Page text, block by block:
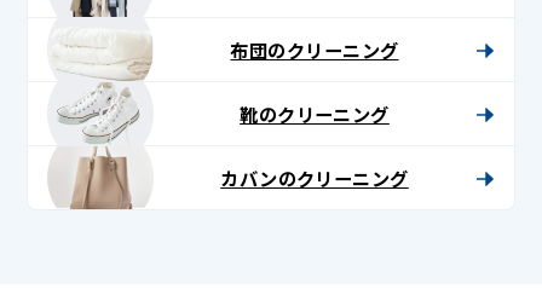
布団のクリーニング
靴のクリーニング
カバンのクリーニング